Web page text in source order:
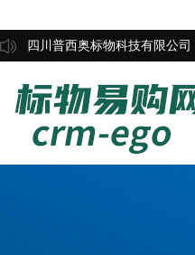
四川普西奥标物科技有限公司